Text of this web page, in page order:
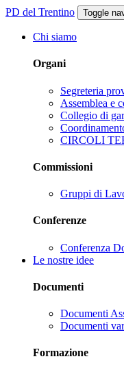
PD del Trentino Toggle
Chi siamo
Organi
Segreteria
Assemblea e
Collegio di
CIRCOLI
Commissioni
Gruppi di
Conferenze
Conferenza
Le nostre idee
Documenti
Documenti
Documenti
Formazione